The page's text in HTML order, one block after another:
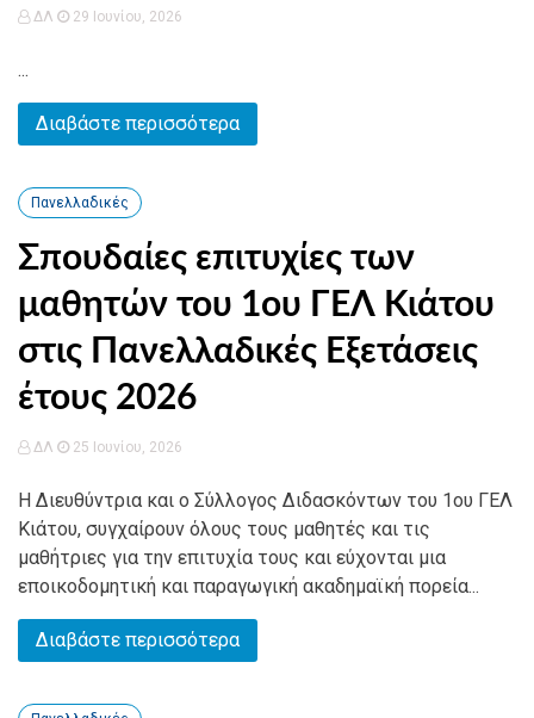
ΔΛ 29 Ιουνίου, 2026
...
Διαβάστε περισσότερα
Πανελλαδικές
Σπουδαίες επιτυχίες των
μαθητών του 1ου ΓΕΛ Κιάτου
στις Πανελλαδικές Εξετάσεις
έτους 2026
ΔΛ 25 Ιουνίου, 2026
Η Διευθύντρια και ο Σύλλογος Διδασκόντων του 1ου ΓΕΛ
Κιάτου, συγχαίρουν όλους τους μαθητές και τις
μαθήτριες για την επιτυχία τους και εύχονται μια
εποικοδομητική και παραγωγική ακαδημαϊκή πορεία...
Διαβάστε περισσότερα